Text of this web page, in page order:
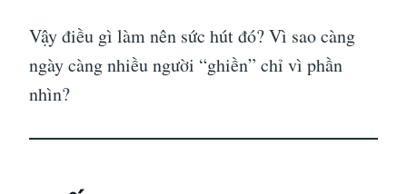
Vậy điều gì làm nên sức hút đó? Vì sao càng
ngày càng nhiều người “ghiền” chỉ vì phần
nhìn?